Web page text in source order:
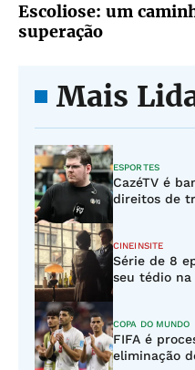
Escoliose: um
superação
Mais
ESPORTES
CazéTV é
direitos de
CINEINSITE
Série de 8
seu tédio
COPA DO MUNDO
FIFA é
eliminação